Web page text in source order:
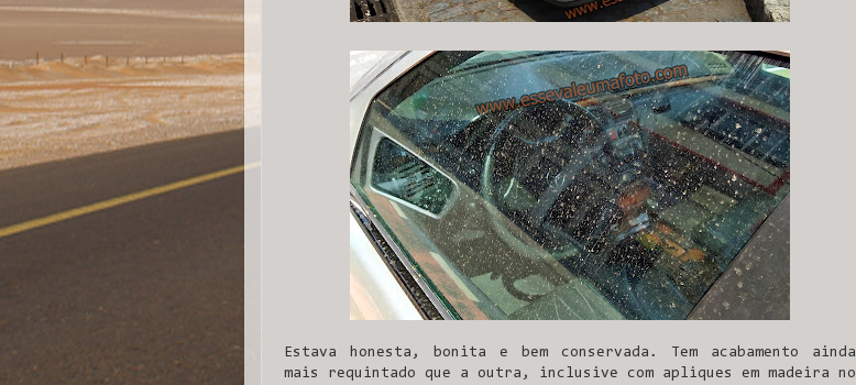
Estava honesta, bonita e bem conservada. Tem acabamento ainda
mais requintado que a outra, inclusive com apliques em madeira no